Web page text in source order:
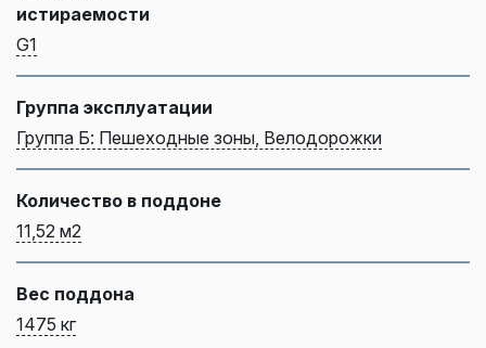
истираемости
G1
Группа эксплуатации
Группа Б: Пешеходные зоны, Велодорожки
Количество в поддоне
11,52 м2
Вес поддона
1475 кг